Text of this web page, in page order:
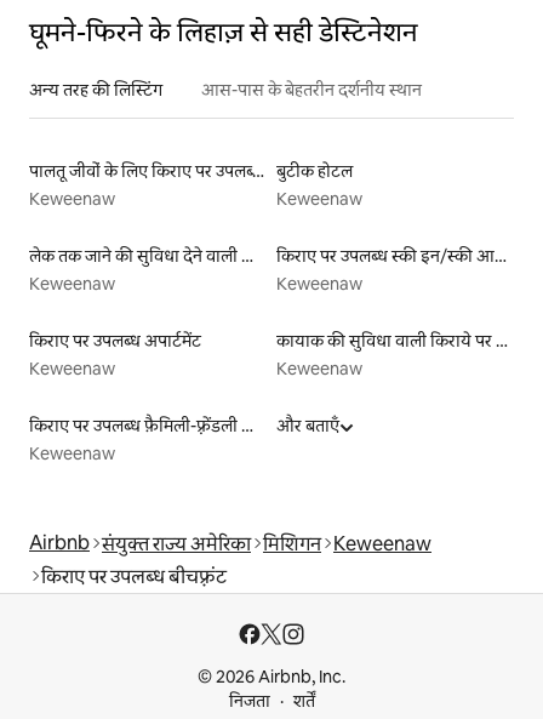
घूमने-फिरने के लिहाज़ से सही डेस्टिनेशन
अन्य तरह की लिस्टिंग आस-पास के बेहतरीन दर्शनीय स्थान
पालतू जीवों के लिए किराए पर उपलब्ध लिस्टिंग
Keweenaw
बुटीक होटल
Keweenaw
लेक तक जाने की सुविधा देने वाली किराये पर उपलब्ध लिस्टिंग
Keweenaw
किराए पर उपलब्ध स्की इन/स्की आउट लिस्टिंग
Keweenaw
किराए पर उपलब्ध अपार्टमेंट
Keweenaw
कायाक की सुविधा वाली किराये पर उपलब्ध लिस्टिंग
Keweenaw
किराए पर उपलब्ध फ़ैमिली-फ़्रेंडली लिस्टिंग
Keweenaw
और बताएँ
Airbnb संयुक्त राज्य अमेरिका मिशिगन Keweenaw
किराए पर उपलब्ध बीचफ़्रंट
© 2026 Airbnb, Inc.
निजता
शर्तें